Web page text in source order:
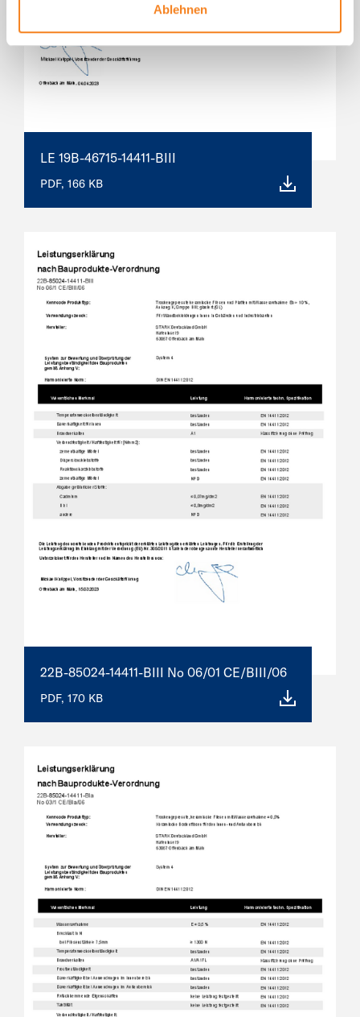
Ablehnen
LE 19B-46715-14411-BIII
PDF, 166 KB
22B-85024-14411-BIII No 06/01 CE/BIII/06
PDF, 170 KB